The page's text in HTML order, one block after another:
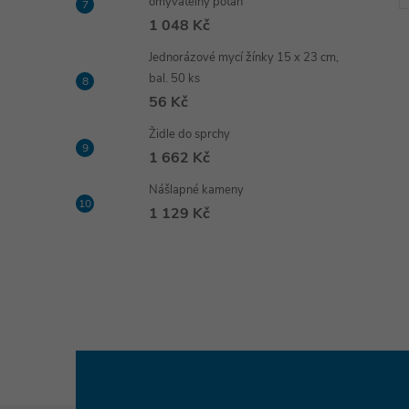
1 048 Kč
Jednorázové mycí žínky 15 x 23 cm,
bal. 50 ks
56 Kč
Židle do sprchy
1 662 Kč
Nášlapné kameny
1 129 Kč